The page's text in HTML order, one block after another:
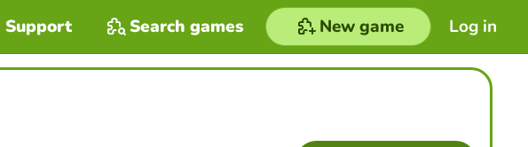
Log in
Support Search games New game